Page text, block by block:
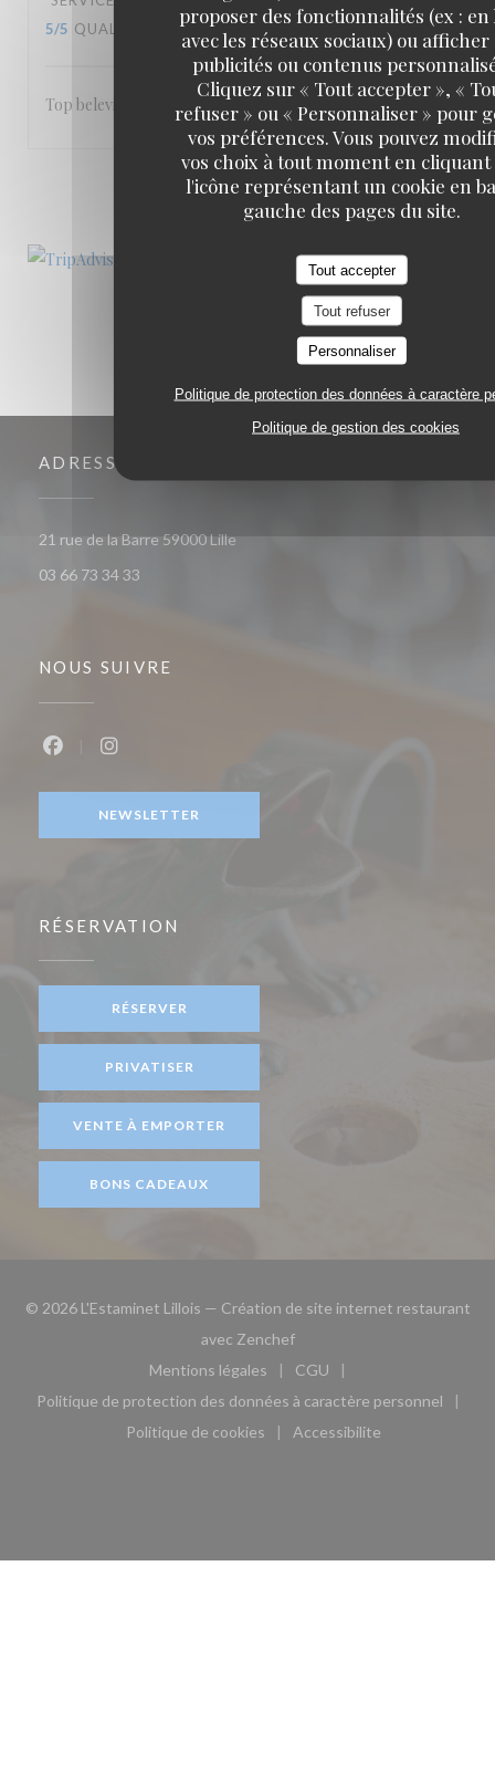
proposer des fonctionnalités (ex : en
avec les réseaux sociaux) ou afficher
publicités ou contenus
Cliquez sur « Tout accepter », «
refuser » ou « Personnaliser » pour
vos préférences. Vous pouvez
vos choix à tout moment en
l'icône représentant un cookie en
gauche des pages du site.
Tout accepter
Tout refuser
Personnaliser
Politique de protection des données à caractère
Politique de gestion des cookies
5/5 QUALITÉ / PRIX: 5/5
Top beleving
1 2 3
ADRESSE
21 rue de la Barre 59000 Lille((ouvre une nouvelle fenêtre))
03 66 73 34 33
NOUS SUIVRE
NEWSLETTER
RÉSERVATION
RÉSERVER
PRIVATISER
VENTE À EMPORTER
BONS CADEAUX
© 2026 L'Estaminet Lillois — Création de site internet restaurant
avec Zenchef((ouvre une nouvelle
Mentions légales
((ouvre une nouvelle fenêtre))
CGU
((ouvre une nouvelle
Politique de protection des données à caractère personnel
((ouvre une nouvelle fenêtre))
Politique de cookies
((ouvre une nouvelle fenêtre))
Accessibilite